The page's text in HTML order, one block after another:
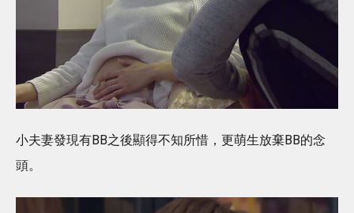
小夫妻發現有BB之後顯得不知所惜，更萌生放棄BB的念
頭。